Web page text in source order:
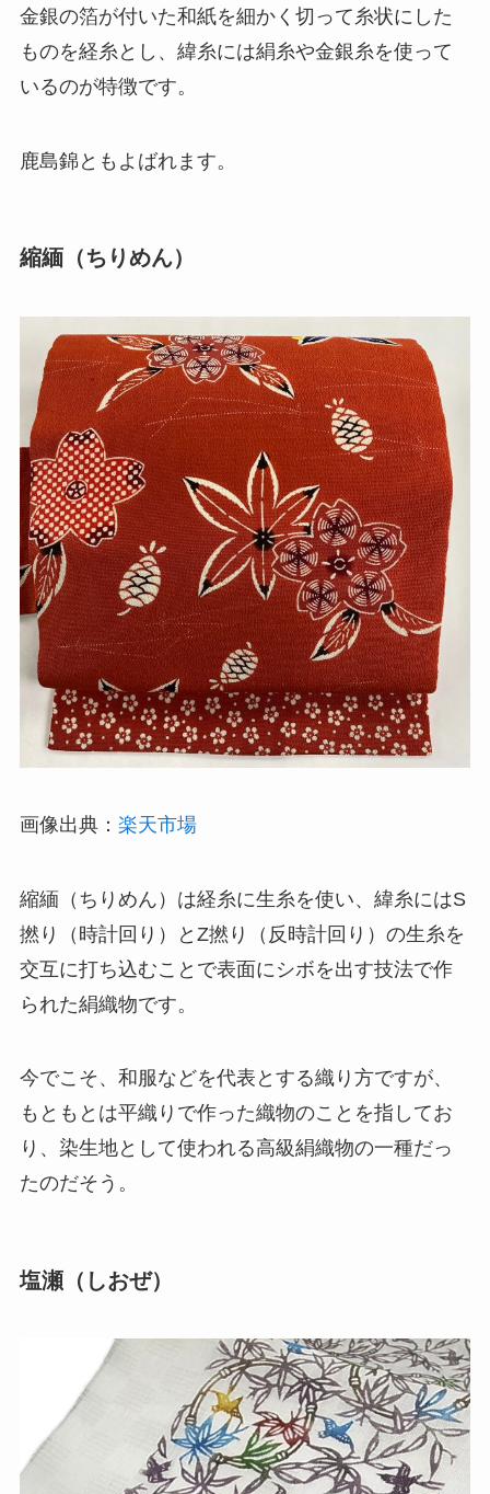
金銀の箔が付いた和紙を細かく切って糸状にした
ものを経糸とし、緯糸には絹糸や金銀糸を使って
いるのが特徴です。
鹿島錦ともよばれます。
縮緬（ちりめん）
画像出典： 楽天市場
縮緬（ちりめん）は経糸に生糸を使い、緯糸にはS
撚り（時計回り）とZ撚り（反時計回り）の生糸を
交互に打ち込むことで表面にシボを出す技法で作
られた絹織物です。
今でこそ、和服などを代表とする織り方ですが、
もともとは平織りで作った織物のことを指してお
り、染生地として使われる高級絹織物の一種だっ
たのだそう。
塩瀬（しおぜ）